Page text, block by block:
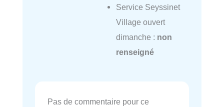
Service Seyssinet
Village ouvert
dimanche : non
renseigné
Pas de commentaire pour ce